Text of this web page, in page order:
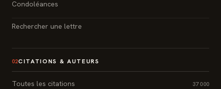
Condoléances
Rechercher une lettre
02CITATIONS & AUTEURS
Toutes les citations 37 000